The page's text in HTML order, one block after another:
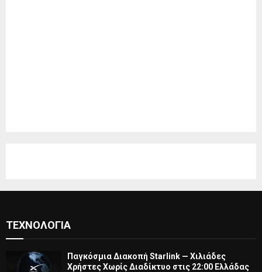
ΤΕΧΝΟΛΟΓΊΑ
Παγκόσμια Διακοπή Starlink — Χιλιάδες
Χρήστες Χωρίς Διαδίκτυο στις 22:00 Ελλάδας